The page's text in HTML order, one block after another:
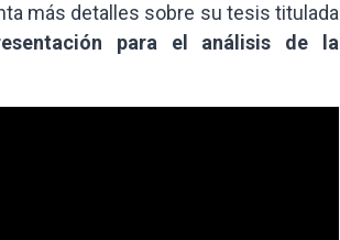
más detalles sobre su tesis titulada
para el análisis de la